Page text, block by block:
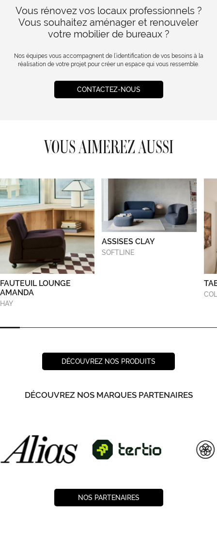
Vous rénovez vos locaux professionnels ?
Vous souhaitez aménager et renouveler
votre mobilier de bureaux ?
Nos équipes vous accompagnent de l’identification de vos besoins à la
réalisation de votre projet pour créer un espace qui vous ressemble.
CONTACTEZ-NOUS
VOUS AIMEREZ AUSSI
FAUTEUIL LOUNGE
AMANDA
HAY
ASSISES CLAY
SOFTLINE
DÉCOUVREZ NOS PRODUITS
DÉCOUVREZ NOS MARQUES PARTENAIRES
NOS PARTENAIRES